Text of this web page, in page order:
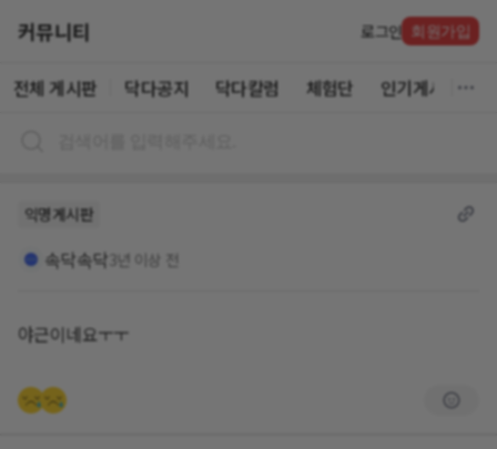
커뮤니티 로그인 회원가입
전체 게시판 닥다공지 닥다칼럼 체험단 인기게시글
익명게시판
속닥속닥 3년 이상 전
야근이네요ㅜㅜ